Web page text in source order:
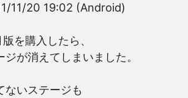
11/20 19:02 (Android)
を購入したら、
が消えてしまいました。
ないステージも